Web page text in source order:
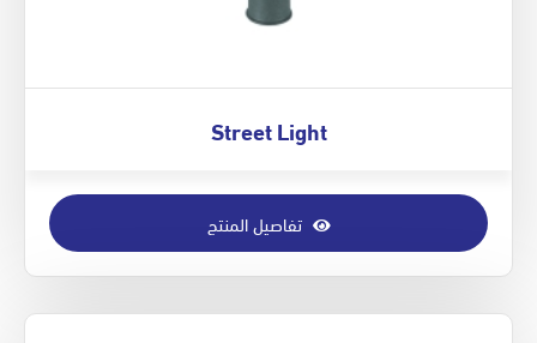
Street Light
تفاصيل المنتج